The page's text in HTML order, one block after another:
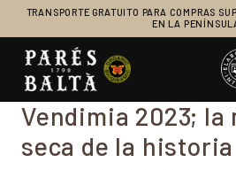
TRANSPORTE GRATUITO PARA COMPRAS
EN LA
Navegación principal
Vendimia 2023; la
seca de la historia